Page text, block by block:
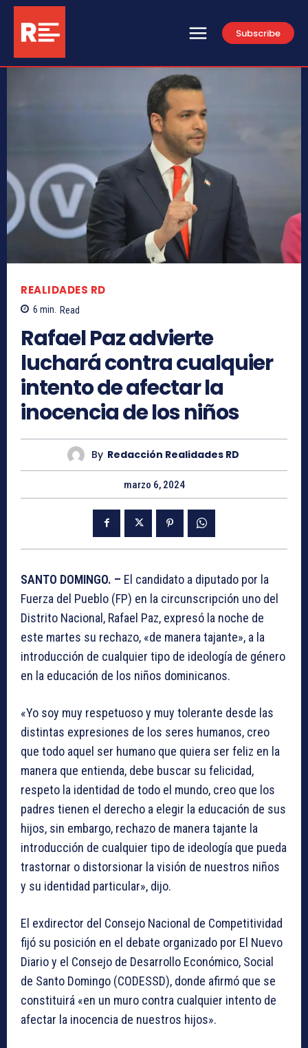
Subscribe
REALIDADES RD
6 min. Read
Rafael Paz advierte
luchará contra cualquier
intento de afectar la
inocencia de los niños
By Redacción Realidades RD
marzo 6, 2024
SANTO DOMINGO. – El candidato a diputado por la
Fuerza del Pueblo (FP) en la circunscripción uno del
Distrito Nacional, Rafael Paz, expresó la noche de
este martes su rechazo, «de manera tajante», a la
introducción de cualquier tipo de ideología de género
en la educación de los niños dominicanos.
«Yo soy muy respetuoso y muy tolerante desde las
distintas expresiones de los seres humanos, creo
que todo aquel ser humano que quiera ser feliz en la
manera que entienda, debe buscar su felicidad,
respeto la identidad de todo el mundo, creo que los
padres tienen el derecho a elegir la educación de sus
hijos, sin embargo, rechazo de manera tajante la
introducción de cualquier tipo de ideología que pueda
trastornar o distorsionar la visión de nuestros niños
y su identidad particular», dijo.
El exdirector del Consejo Nacional de Competitividad
fijó su posición en el debate organizado por El Nuevo
Diario y el Consejo de Desarrollo Económico, Social
de Santo Domingo (CODESSD), donde afirmó que se
constituirá «en un muro contra cualquier intento de
afectar la inocencia de nuestros hijos».